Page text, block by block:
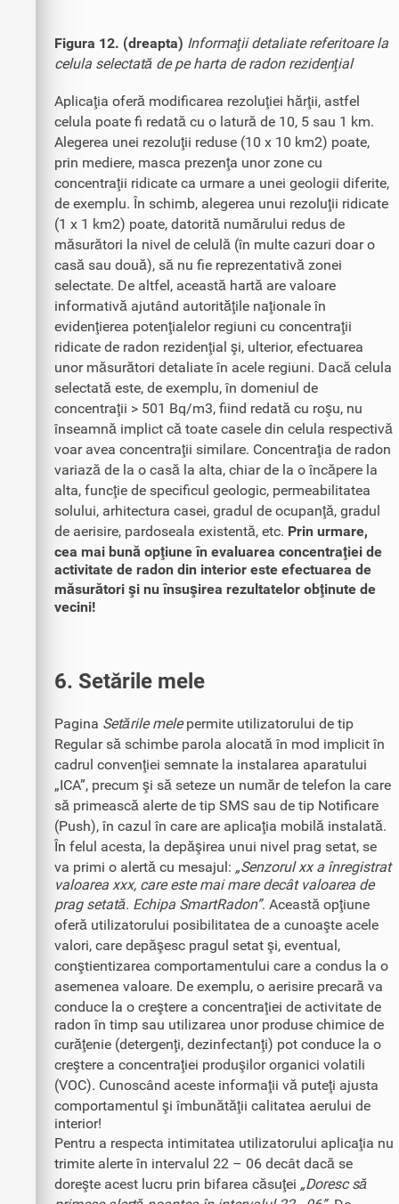
Figura 12. (dreapta) Informaţii detaliate referitoare la
celula selectată de pe harta de radon rezidenţial
Aplicaţia oferă modificarea rezoluţiei hărţii, astfel
celula poate fi redată cu o latură de 10, 5 sau 1 km.
Alegerea unei rezoluţii reduse (10 x 10 km2) poate,
prin mediere, masca prezenţa unor zone cu
concentraţii ridicate ca urmare a unei geologii diferite,
de exemplu. În schimb, alegerea unui rezoluţii ridicate
(1 x 1 km2) poate, datorită numărului redus de
măsurători la nivel de celulă (în multe cazuri doar o
casă sau două), să nu fie reprezentativă zonei
selectate. De altfel, această hartă are valoare
informativă ajutând autorităţile naţionale în
evidenţierea potenţialelor regiuni cu concentraţii
ridicate de radon rezidenţial şi, ulterior, efectuarea
unor măsurători detaliate în acele regiuni. Dacă celula
selectată este, de exemplu, în domeniul de
concentraţii > 501 Bq/m3, fiind redată cu roşu, nu
înseamnă implict că toate casele din celula respectivă
voar avea concentraţii similare. Concentraţia de radon
variază de la o casă la alta, chiar de la o încăpere la
alta, funcţie de specificul geologic, permeabilitatea
solului, arhitectura casei, gradul de ocupanţă, gradul
de aerisire, pardoseala existentă, etc. Prin urmare,
cea mai bună opţiune în evaluarea concentraţiei de
activitate de radon din interior este efectuarea de
măsurători şi nu însuşirea rezultatelor obţinute de
vecini!
6. Setările mele
Pagina Setările melepermite utilizatorului de tip
Regular să schimbe parola alocată în mod implicit în
cadrul convenţiei semnate la instalarea aparatului
„ICA”, precum şi să seteze un număr de telefon la care
să primească alerte de tip SMS sau de tip Notificare
(Push), în cazul în care are aplicaţia mobilă instalată.
În felul acesta, la depăşirea unui nivel prag setat, se
va primi o alertă cu mesajul: „Senzorul xx a înregistrat
valoarea xxx, care este mai mare decât valoarea de
prag setată. Echipa SmartRadon”. Această opţiune
oferă utilizatorului posibilitatea de a cunoaşte acele
valori, care depăşesc pragul setat şi, eventual,
conştientizarea comportamentului care a condus la o
asemenea valoare. De exemplu, o aerisire precară va
conduce la o creştere a concentraţiei de activitate de
radon în timp sau utilizarea unor produse chimice de
curăţenie (detergenţi, dezinfectanţi) pot conduce la o
creştere a concentraţiei produşilor organici volatili
(VOC). Cunoscând aceste informaţii vă puteţi ajusta
comportamentul şi îmbunătăţii calitatea aerului de
interior!
Pentru a respecta intimitatea utilizatorului aplicaţia nu
trimite alerte în intervalul 22 – 06 decât dacă se
doreşte acest lucru prin bifarea căsuţei „Doresc să